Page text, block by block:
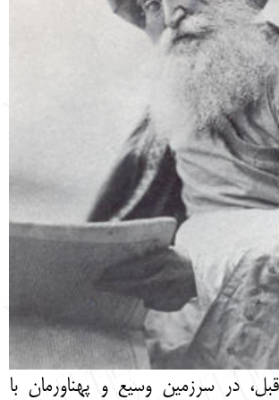
در سرزمین وسیع و پهناورمان با